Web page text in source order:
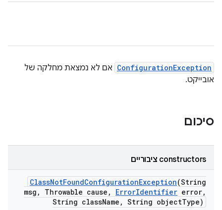
ConfigurationException אם לא נמצאת מחלקה של
אובייקט.
סיכום
‫constructors ציבוריים
ClassNotFoundConfigurationException(String
msg , Throwable cause , ErrorIdentifier error,
String className , String objectType)